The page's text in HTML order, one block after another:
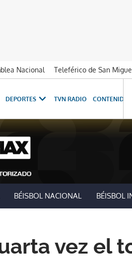
Nacional Teleférico de San
DEPORTES TVN RADIO CONTENIDOS
BÉISBOL NACIONAL BÉISBOL
vez el